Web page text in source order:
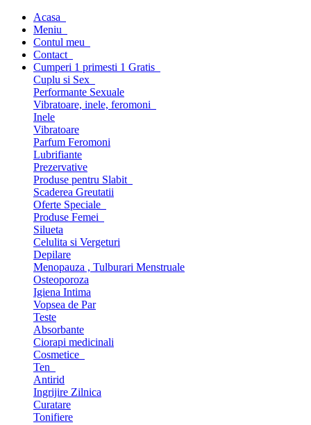
Acasa
Meniu
Contul meu
Contact
Cumperi 1 primesti 1 Gratis
Cuplu si Sex
Performante Sexuale
Vibratoare, inele, feromoni
Inele
Vibratoare
Parfum Feromoni
Lubrifiante
Prezervative
Produse pentru Slabit
Scaderea Greutatii
Oferte Speciale
Produse Femei
Silueta
Celulita si Vergeturi
Depilare
Menopauza , Tulburari Menstruale
Osteoporoza
Igiena Intima
Vopsea de Par
Teste
Absorbante
Ciorapi medicinali
Cosmetice
Ten
Antirid
Ingrijire Zilnica
Curatare
Tonifiere